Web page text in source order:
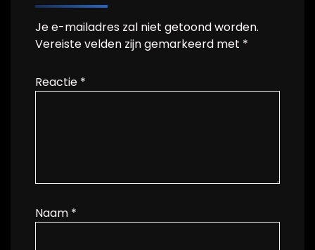
Je e-mailadres zal niet getoond worden.
Vereiste velden zijn gemarkeerd met *
Reactie *
Naam *